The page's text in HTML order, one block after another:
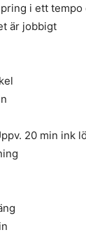
i ett
är jobbigt
20 min ink